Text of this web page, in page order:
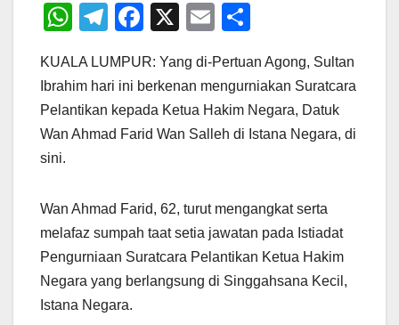
W
at
s
A
T
e
gr
a
F
c
e
b
k
X
E
ail ar
e
KUALA LUMPUR: Yang di-Pertuan Agong, Sultan
Ibrahim hari ini berkenan mengurniakan Suratcara
Pelantikan kepada Ketua Hakim Negara, Datuk
Wan Ahmad Farid Wan Salleh di Istana Negara, di
sini.
Wan Ahmad Farid, 62, turut mengangkat serta
melafaz sumpah taat setia jawatan pada Istiadat
Pengurniaan Suratcara Pelantikan Ketua Hakim
Negara yang berlangsung di Singgahsana Kecil,
Istana Negara.